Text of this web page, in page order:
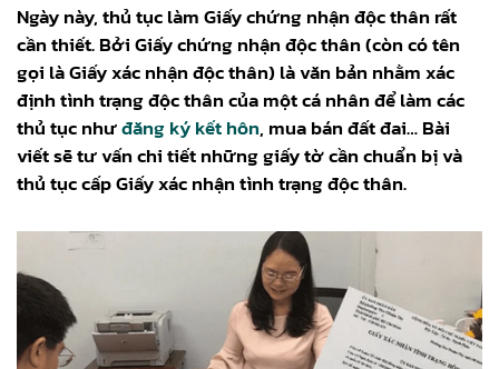
Ngày này, thủ tục làm Giấy chứng nhận độc thân rất
cần thiết. Bởi Giấy chứng nhận độc thân (còn có tên
gọi là Giấy xác nhận độc thân) là văn bản nhằm xác
định tình trạng độc thân của một cá nhân để làm các
thủ tục nhưđăng ký kết hôn, mua bán đất đai… Bài
viết sẽ tư vấn chi tiết những giấy tờ cần chuẩn bị và
thủ tục cấp Giấy xác nhận tình trạng độc thân.